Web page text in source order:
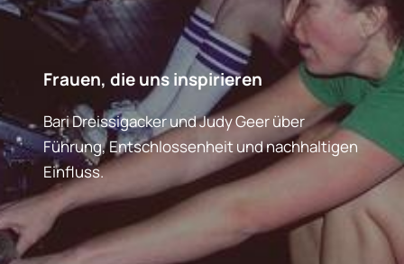
Frauen, die uns inspirieren
Bari Dreissigacker und Judy Geer über
Führung, Entschlossenheit und nachhaltigen
Einfluss.